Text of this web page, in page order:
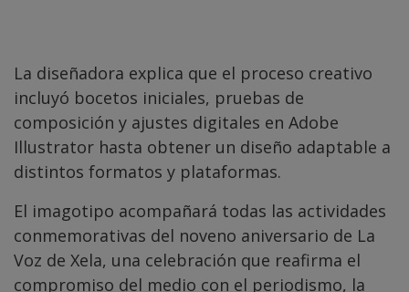
La diseñadora explica que el proceso creativo
incluyó bocetos iniciales, pruebas de
composición y ajustes digitales en Adobe
Illustrator hasta obtener un diseño adaptable a
distintos formatos y plataformas.
El imagotipo acompañará todas las actividades
conmemorativas del noveno aniversario de La
Voz de Xela, una celebración que reafirma el
compromiso del medio con el periodismo, la